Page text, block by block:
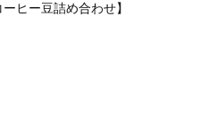
ヒー豆詰め合わせ】